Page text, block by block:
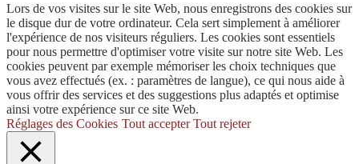
Lors de vos visites sur le site Web, nous enregistrons des cookies sur
le disque dur de votre ordinateur. Cela sert simplement à améliorer
l'expérience de nos visiteurs réguliers. Les cookies sont essentiels
pour nous permettre d'optimiser votre visite sur notre site Web. Les
cookies peuvent par exemple mémoriser les choix techniques que
vous avez effectués (ex. : paramètres de langue), ce qui nous aide à
vous offrir des services et des suggestions plus adaptés et optimise
ainsi votre expérience sur ce site Web.
Réglages des Cookies Tout accepter Tout rejeter